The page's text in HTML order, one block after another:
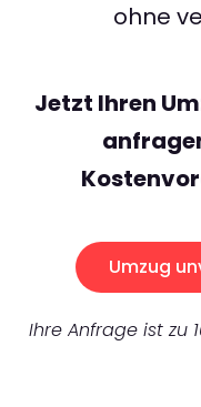
ohne
Jetzt Ihren
Umzug
Ihre Anfrage ist zu